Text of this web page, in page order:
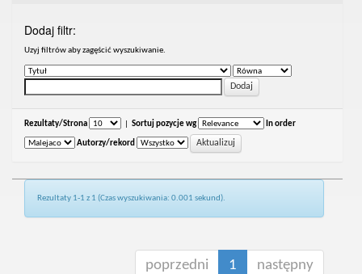
Dodaj filtr:
Uzyj filtrów aby zagęścić wyszukiwanie.
Rezultaty/Strona Sortuj pozycje wg In order
Autorzy/rekord
Rezultaty 1-1 z 1 (Czas wyszukiwania: 0.001 sekund).
poprzedni 1 następny